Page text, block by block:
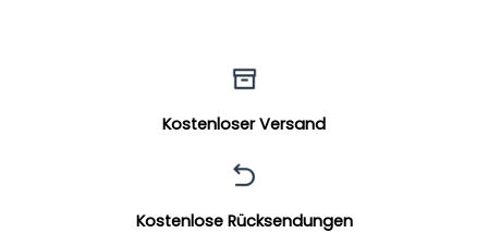
Kostenloser Versand
Kostenlose Rücksendungen